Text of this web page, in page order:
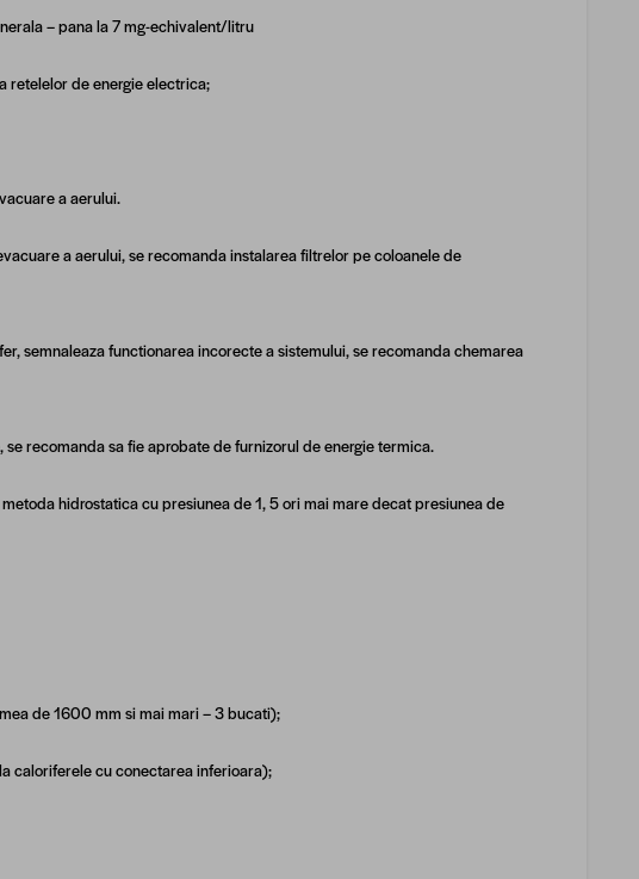
– pana la 7 mg-echivalent/litru
retelelor de energie electrica;
a aerului.
a aerului, se recomanda instalarea filtrelor pe coloanele de
semnaleaza functionarea incorecte a sistemului, se recomanda chemarea
recomanda sa fie aprobate de furnizorul de energie termica.
hidrostatica cu presiunea de 1, 5 ori mai mare decat presiunea de
de 1600 mm si mai mari – 3 bucati);
caloriferele cu conectarea inferioara);